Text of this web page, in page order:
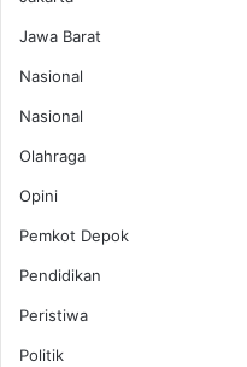
Jawa Barat
Nasional
Nasional
Olahraga
Opini
Pemkot Depok
Pendidikan
Peristiwa
Politik